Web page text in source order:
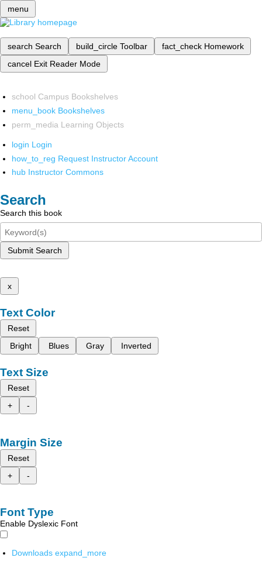
menu
search Search build_circle Toolbar fact_check Homework
cancel Exit Reader Mode
school Campus Bookshelves
menu_book Bookshelves
perm_media Learning Objects
login Login
how_to_reg Request Instructor Account
hub Instructor Commons
Search
Search this book
Submit Search
x
Text Color
Reset
Bright
Blues Gray Inverted
Text Size
Reset
+
-
Margin Size
Reset
+
-
Font Type
Enable Dyslexic Font
Downloads expand_more